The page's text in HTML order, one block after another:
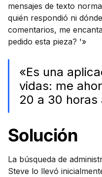
mensajes de texto
quién respondió ni
comentarios, me
pedido esta pieza? '»
«Es una
vidas: me
20 a 30 horas
Solución
La búsqueda de
Steve lo llevó